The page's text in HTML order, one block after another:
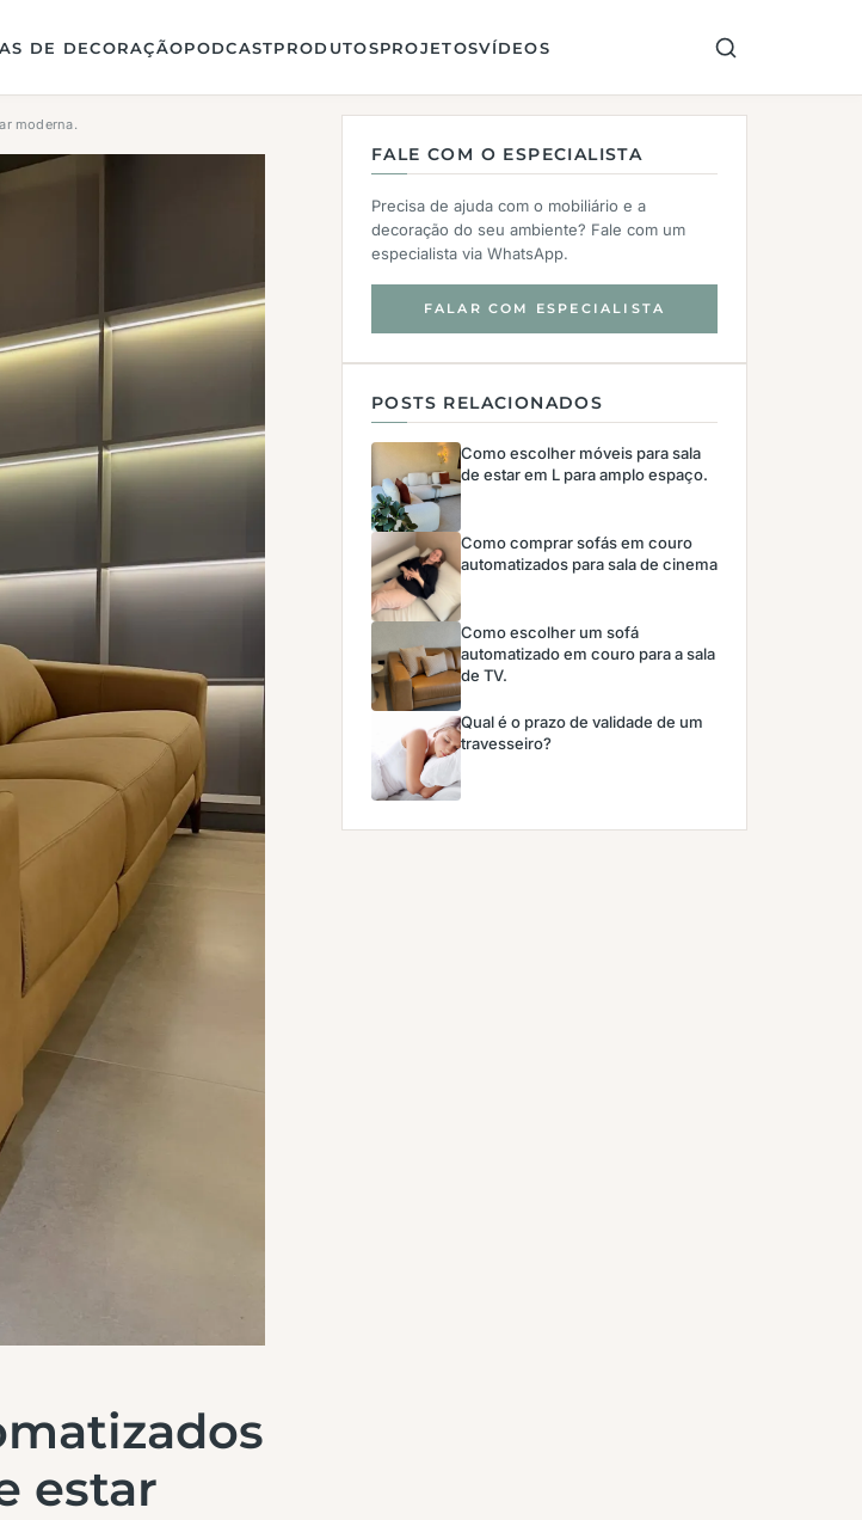
DE DECORAÇÃOPODCASTPRODUTOSPROJETOSVÍDEOS
moderna.
estar
FALE COM O ESPECIALISTA
Precisa de ajuda com o mobiliário e a
decoração do seu ambiente? Fale com um
especialista via WhatsApp.
FALAR COM ESPECIALISTA
POSTS RELACIONADOS
Como escolher móveis para sala
de estar em L para amplo espaço.
Como comprar sofás em couro
automatizados para sala de cinema
Como escolher um sofá
automatizado em couro para a sala
de TV.
Qual é o prazo de validade de um
travesseiro?